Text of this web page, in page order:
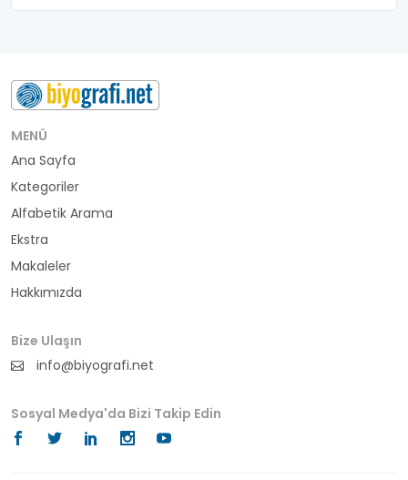
belediye başkanı
buluş
bürokrat
büyükelçi
cumhurbaşkanı
din adamı
doktor
fotoğrafçı
futbol
MENÜ
Ana Sayfa
Kategoriler
Alfabetik Arama
Ekstra
Makaleler
Hakkımızda
Bize Ulaşın
info@biyografi.net
Sosyal Medya'da Bizi Takip Edin